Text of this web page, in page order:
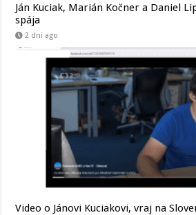
Ján Kuciak, Marián Kočner a Daniel
spája
2 dni ago
Video o Jánovi Kuciakovi, vraj na